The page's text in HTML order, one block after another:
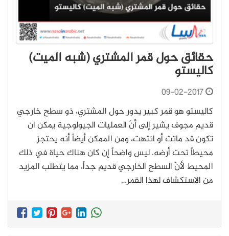
حقائق حول قمر المشتري (شبه الميت)
كاليستو
09-02-2017
كاليستو هو قمر كبير يدور حول المشتري، ذو سطح خارجي
قديم مجوف يشير إلى أنّ العمليات الجيولوجية يمكن ان
تكون قد ماتت أو انتهت، ومن الممكن أيضاً أنه يحتجز
محيطاً تحت أرضه. ليس واضحاً إن كان هناك حياة في ذلك
المحيط لأنّ السطح الخارجي قديم جداً، مما يتطلب المزيد
من الاستكشاف لهذا القمر…